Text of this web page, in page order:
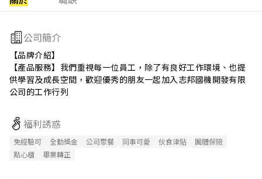
公司簡介
【品牌介紹】
【產品服務】我們重視每一位員工，除了有良好工作環境、也提
供學習及成長空間，歡迎優秀的朋友一起加入志邦國機開發有限
公司的工作行列
福利誘惑
免經驗可 全勤獎金 公司聚餐 同事可愛 伙食津貼
團體保險
點心櫃
畢業轉正